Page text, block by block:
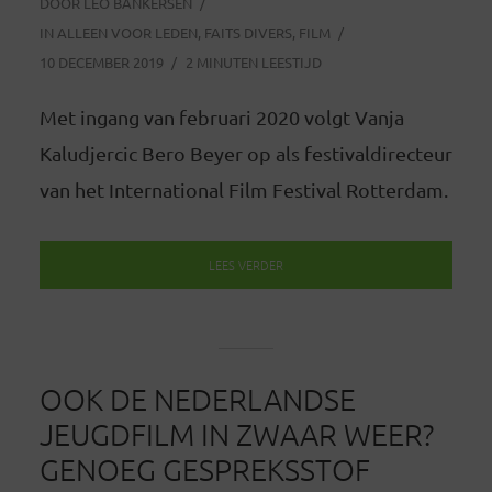
IN ALLEEN VOOR LEDEN, FAITS DIVERS, FILM
10 DECEMBER 2019
2 MINUTEN LEESTIJD
Met ingang van februari 2020 volgt Vanja
Kaludjercic Bero Beyer op als festivaldirecteur
van het International Film Festival Rotterdam.
LEES VERDER
OOK DE NEDERLANDSE
JEUGDFILM IN ZWAAR WEER?
GENOEG GESPREKSSTOF